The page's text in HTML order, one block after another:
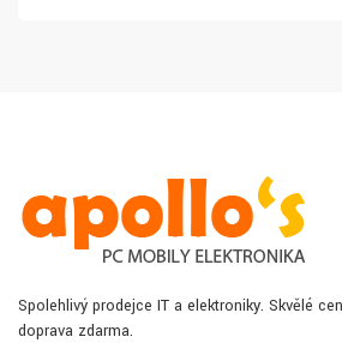
Spolehlivý prodejce IT a elektroniky. Skvělé
doprava zdarma.